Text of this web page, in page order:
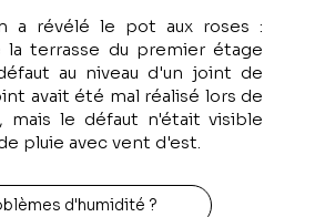
a révélé le pot aux roses :
terrasse du premier étage
au niveau d'un joint de
avait été mal réalisé lors de
mais le défaut n'était visible
pluie avec vent d'est.
d'humidité ?